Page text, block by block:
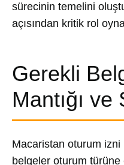
sürecinin temelini
açısından kritik rol
Gerekli
Mantığı ve
Macaristan oturum
belgeler oturum